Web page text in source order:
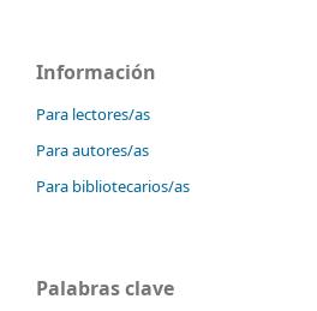
Información
Para lectores/as
Para autores/as
Para bibliotecarios/as
Palabras clave